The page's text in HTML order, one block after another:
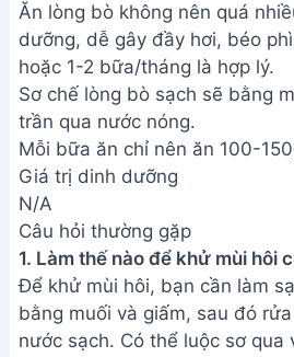
Ăn lòng bò không nên quá
dưỡng, dễ gây đầy hơi, béo
hoặc 1-2 bữa/tháng là hợp lý.
Sơ chế lòng bò sạch sẽ bằng
trần qua nước nóng.
Mỗi bữa ăn chỉ nên ăn 100-
Giá trị dinh dưỡng
N/A
Câu hỏi thường gặp
1. Làm thế nào để khử mùi hôi
Để khử mùi hôi, bạn cần làm
bằng muối và giấm, sau đó
nước sạch. Có thể luộc sơ qua